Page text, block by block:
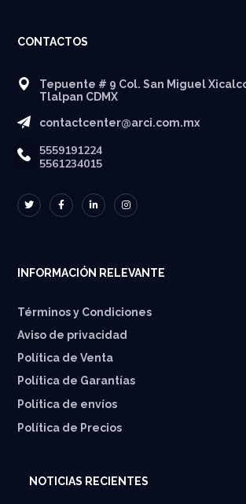
CONTACTOS
Tepuente # 9 Col. San Miguel
Tlalpan CDMX
contactcenter@arci.com.mx
5559191224
5561234015
INFORMACIÓN RELEVANTE
Términos y Condiciones
Aviso de privacidad
Política de Venta
Política de Garantías
⁠Política de envíos
Política de Precios
NOTICIAS RECIENTES